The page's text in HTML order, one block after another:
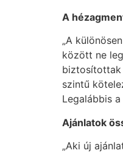
A hé
„A
között ne
biztosítottak
szintű
Legalábbis
Ajánlatok ö
„Aki új